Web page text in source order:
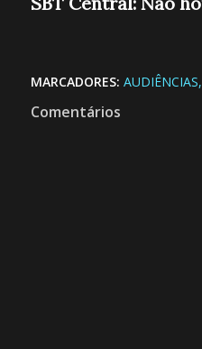
MARCADORES: AUDIÊNCIAS
Comentários